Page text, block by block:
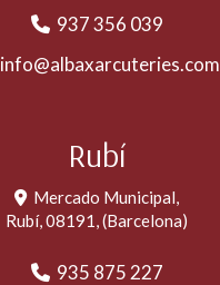
937 356 039
info
albaxarcuteries.com
Rubí
Mercado Municipal,
Rubí,08191,(Barcelona)
935 875 227